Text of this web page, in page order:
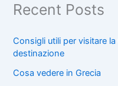
Recent Posts
Consigli utili per visitare
destinazione
Cosa vedere in Grecia